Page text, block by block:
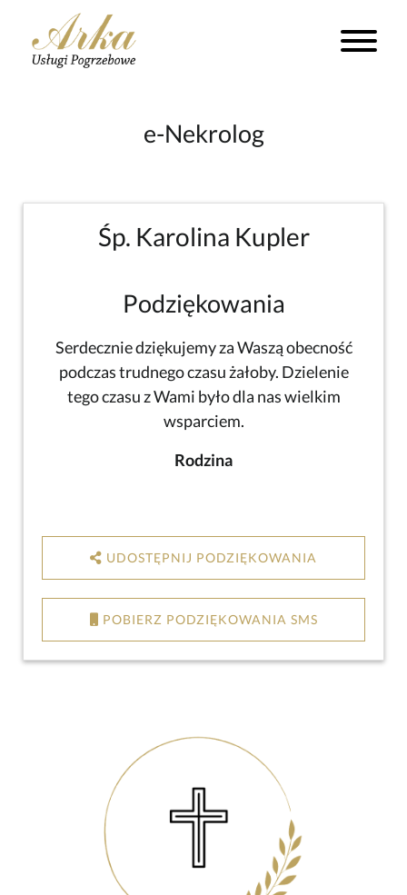
e-Nekrolog
Śp. Karolina Kupler
Podziękowania
Serdecznie dziękujemy za Waszą obecność
podczas trudnego czasu żałoby. Dzielenie
tego czasu z Wami było dla nas wielkim
wsparciem.
Rodzina
UDOSTĘPNIJ PODZIĘKOWANIA
POBIERZ PODZIĘKOWANIA SMS